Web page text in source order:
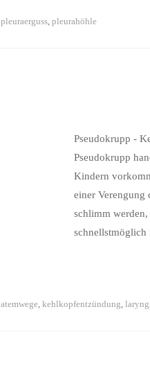
pleuraerguss, pleurahöhle
Pseudokrupp -
Pseudokrupp
Kindern
einer Verengung
schlimm werden,
atemwege, kehlkopfentzündung,